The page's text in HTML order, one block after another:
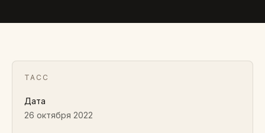
ТАСС
Дата
26 октября 2022